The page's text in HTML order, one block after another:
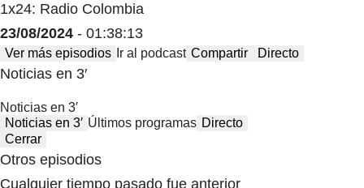
1x24: Radio Colombia
23/08/2024 - 01:38:13
Ver más episodios Ir al podcast Compartir Directo
Noticias en 3′
Noticias en 3′
Noticias en 3′ Últimos programas Directo
Cerrar
Otros episodios
Cualquier tiempo pasado fue anterior